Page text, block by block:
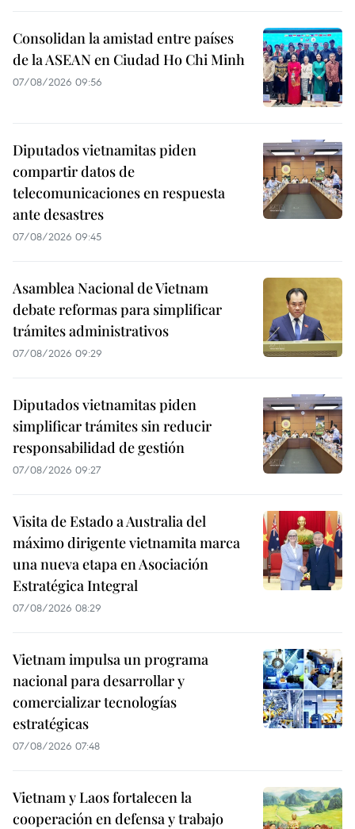
Consolidan la amistad entre países
de la ASEAN en Ciudad Ho Chi Minh
07/08/2026 09:56
Diputados vietnamitas piden
compartir datos de
telecomunicaciones en respuesta
ante desastres
07/08/2026 09:45
Asamblea Nacional de Vietnam
debate reformas para simplificar
trámites administrativos
07/08/2026 09:29
Diputados vietnamitas piden
simplificar trámites sin reducir
responsabilidad de gestión
07/08/2026 09:27
Visita de Estado a Australia del
máximo dirigente vietnamita marca
una nueva etapa en Asociación
Estratégica Integral
07/08/2026 08:29
Vietnam impulsa un programa
nacional para desarrollar y
comercializar tecnologías
estratégicas
07/08/2026 07:48
Vietnam y Laos fortalecen la
cooperación en defensa y trabajo